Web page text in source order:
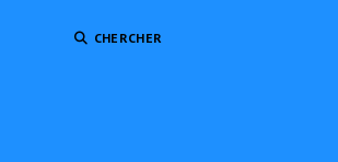
CHERCHER